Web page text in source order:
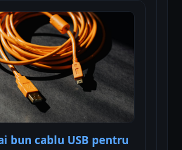
bun cablu USB pentru